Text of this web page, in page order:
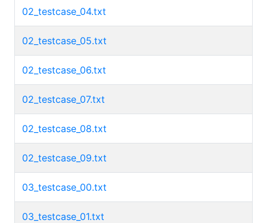
02_testcase_04.txt
02_testcase_05.txt
02_testcase_06.txt
02_testcase_07.txt
02_testcase_08.txt
02_testcase_09.txt
03_testcase_00.txt
03_testcase_01.txt